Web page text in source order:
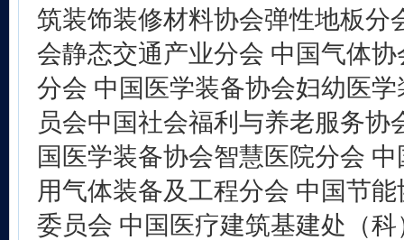
筑装饰装修材料协会弹性地板分
会静态交通产业分会 中国气体
分会 中国医学装备协会妇幼医
员会中国社会福利与养老服务协
国医学装备协会智慧医院分会
用气体装备及工程分会 中国节
委员会 中国医疗建筑基建处（